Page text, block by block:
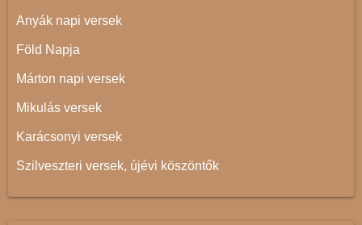
Anyák napi versek
Föld Napja
Márton napi versek
Mikulás versek
Karácsonyi versek
Szilveszteri versek, újévi köszöntők